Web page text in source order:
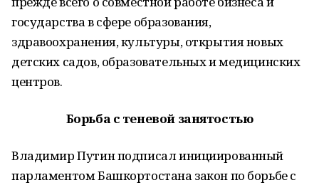
государства в сфере образования,
здравоохранения, культуры, открытия новых
детских садов, образовательных и медицинских
центров.
Борьба с теневой занятостью
Владимир Путин подписал инициированный
парламентом Башкортостана закон по борьбе с